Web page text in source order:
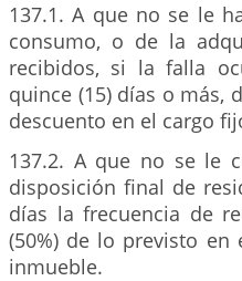
137.1. A que no se le
consumo, o de la
recibidos, si la falla
quince (15) días o más,
descuento en el cargo
137.2. A que no se le
disposición final de
días la frecuencia de
(50%) de lo previsto
inmueble.